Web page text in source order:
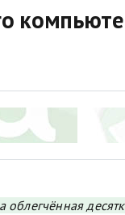
облегчённая